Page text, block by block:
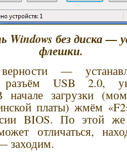
Windows без диска —
флешки.
—
разъём USB 2.0,
начале загрузки
платы) жмём
BIOS. По этой
отличаться,
заходим.